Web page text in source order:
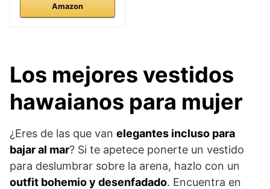
Amazon
Los mejores vestidos
hawaianos para mujer
¿Eres de las que van elegantes incluso para
bajar al mar? Si te apetece ponerte un vestido
para deslumbrar sobre la arena, hazlo con un
outfit bohemio y desenfadado. Encuentra en